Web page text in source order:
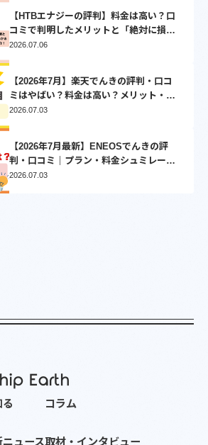
【HTBエナジーの評判】料金は高い？口
コミで判明したメリットと「絶対に損し
ない」乗り換え先3選
2026.07.06
【2026年7月】楽天でんきの評判・口コ
ミはやばい？料金は高い？メリット・デ
メリットを徹底比較
2026.07.03
【2026年7月最新】ENEOSでんきの評
判・口コミ｜プラン・料金シュミレーシ
ョンとVポイントについて徹底解説
2026.07.03
る
ニュース
コラム
取材・ イ ンタ ビュー